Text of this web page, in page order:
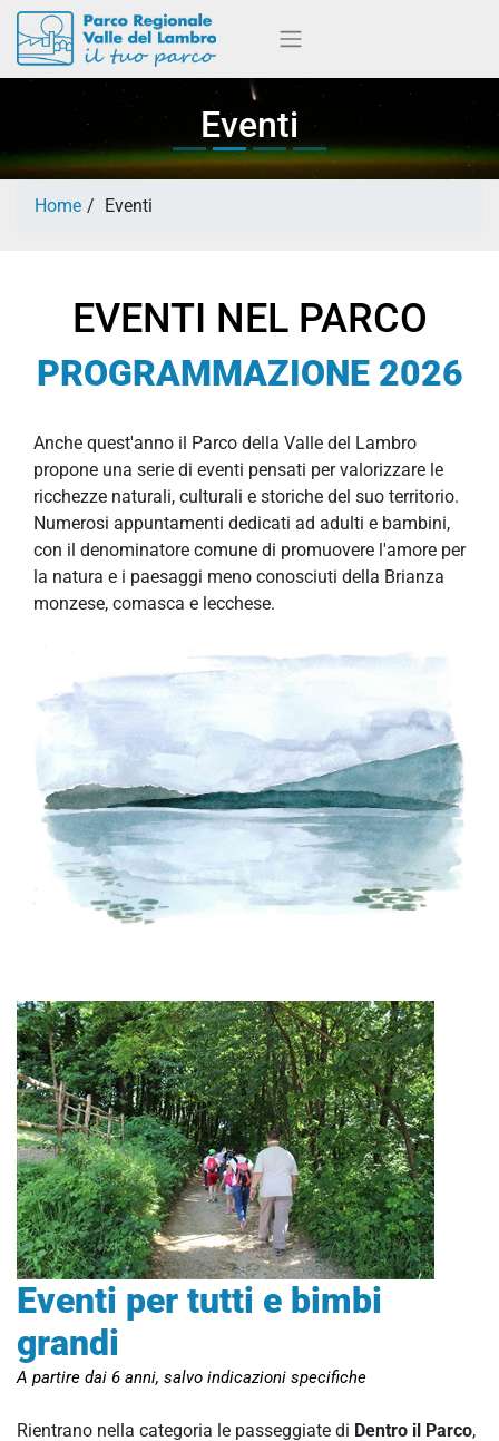
Eventi
Home Eventi
EVENTI NEL PARCO
PROGRAMMAZIONE 2026
​​​​Anche quest'anno il Parco della Valle del Lambro
propone una serie di eventi pensati per valorizzare le
ricchezze naturali, culturali e storiche del suo territorio.
Numerosi appuntamenti dedicati ad adulti e bambini,
con il denominatore comune di promuovere l'amore per
la natura e i paesaggi meno conosciuti della Brianza
monzese, comasca e lecchese.
Eventi per tutti e bimbi
grandi
A partire dai 6 anni, salvo indicazioni specifiche
Rientrano nella categoria le passeggiate di Dentro il Parco,